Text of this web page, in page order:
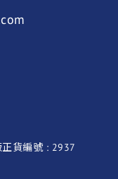
貨編號 : 2937